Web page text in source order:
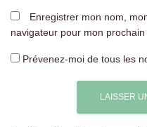
Enregistrer mon nom,
navigateur pour mon prochain
Prévenez-moi de tous les